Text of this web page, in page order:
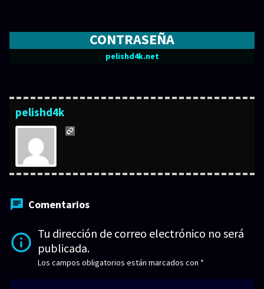
CONTRASEÑA
pelishd4k.net
pelishd4k
Comentarios
Tu dirección de correo electrónico no será
publicada.
Los campos obligatorios están marcados con *